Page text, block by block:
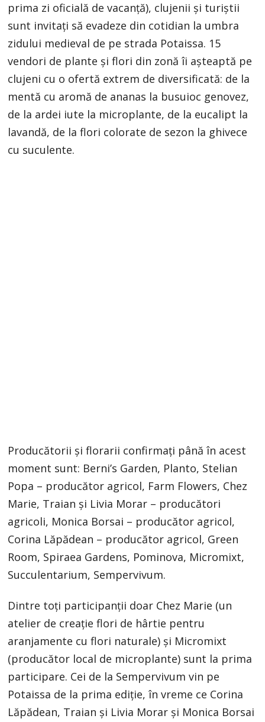
prima zi oficială de vacanță), clujenii și turiștii
sunt invitați să evadeze din cotidian la umbra
zidului medieval de pe strada Potaissa. 15
vendori de plante și flori din zonă îi așteaptă pe
clujeni cu o ofertă extrem de diversificată: de la
mentă cu aromă de ananas la busuioc genovez,
de la ardei iute la microplante, de la eucalipt la
lavandă, de la flori colorate de sezon la ghivece
cu suculente.
Producătorii și florarii confirmați până în acest
moment sunt: Berni’s Garden, Planto, Stelian
Popa – producător agricol, Farm Flowers, Chez
Marie, Traian și Livia Morar – producători
agricoli, Monica Borsai – producător agricol,
Corina Lăpădean – producător agricol, Green
Room, Spiraea Gardens, Pominova, Micromixt,
Succulentarium, Sempervivum.
Dintre toți participanții doar Chez Marie (un
atelier de creație flori de hârtie pentru
aranjamente cu flori naturale) și Micromixt
(producător local de microplante) sunt la prima
participare. Cei de la Sempervivum vin pe
Potaissa de la prima ediție, în vreme ce Corina
Lăpădean, Traian și Livia Morar și Monica Borsai